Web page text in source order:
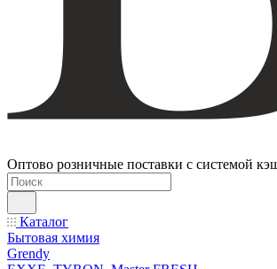
Оптово розничные поставки с системой
Каталог
Бытовая химия
Grendy